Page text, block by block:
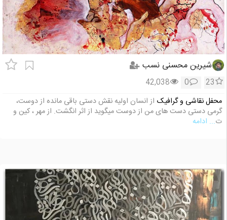
شیرین محسنی نسب
23
0
42,038
محفل نقاشی و گرافیک از انسان اولیه نقش دستی باقی مانده از دوست،
گرمی دستی دست های من از دوست میگوید از اثر انگشت. از مهر ، کین و
ت... ادامه